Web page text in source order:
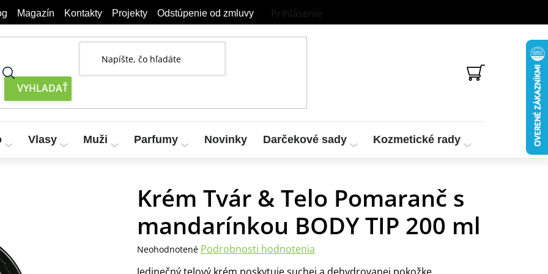
Magazín Kontakty Projekty Odstúpenie od zmluvy Prihlásenie
NÁKUPNÝ
KOŠÍK
Vlasy Muži Parfumy Novinky Darčekové sady Kozmetické rady Vzorky a
BODY TIP 200 ml
Krém Tvár & Telo Pomaranč s
mandarínkou BODY TIP 200 ml
Priemerné
Neohodnotené Podrobnosti hodnotenia